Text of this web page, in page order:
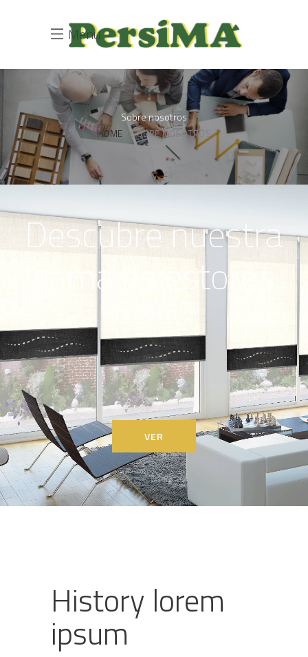
Menu
Sobre nosotros
HOME SOBRE NOSOTROS
Descubrenuestra
g a estores
VER
History lorem
ipsum